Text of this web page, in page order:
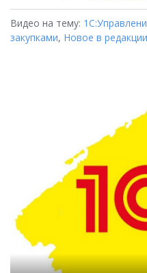
Видео на тему:
закупками, Новое в